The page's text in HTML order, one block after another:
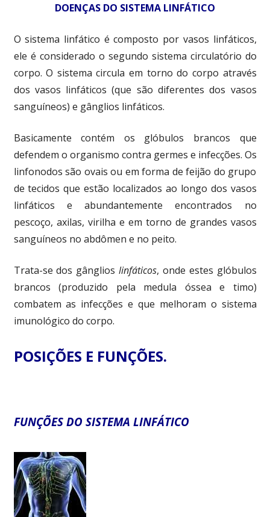
DOENÇAS DO SISTEMA LINFÁTICO
O sistema linfático é composto por vasos linfáticos,
ele é considerado o segundo sistema circulatório do
corpo.O sistema circula em torno do corpo através
dos vasos linfáticos (que são diferentes dos vasos
sanguíneos) e gânglios linfáticos.
Basicamente contém os glóbulos brancos que
defendem o organismo contra germes e infecções. Os
linfonodos são ovais ou em forma de feijão do grupo
de tecidos que estão localizados ao longo dos vasos
linfáticos e abundantemente encontrados no
pescoço, axilas, virilha e em torno de grandes vasos
sanguíneos no abdômen e no peito.
Trata-se dos gânglios linfáticos, onde estes glóbulos
brancos (produzido pela medula óssea e timo)
combatem as infecções e que melhoram o sistema
imunológico do corpo.
POSIÇÕES E FUNÇÕES.
FUNÇÕES DO SISTEMA LINFÁTICO